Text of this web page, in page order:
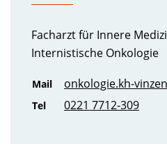
Facharzt für Innere
Internistische Onkologie
Mail onkologie.kh-
Tel 0221 7712-309